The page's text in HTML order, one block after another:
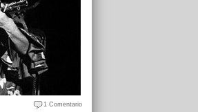
1 Comentario